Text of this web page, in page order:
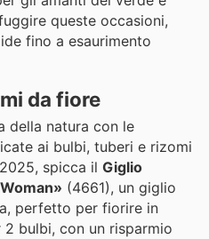
queste occasioni,
fino a esaurimento
da fiore
della natura con le
ai bulbi, tuberi e rizomi
spicca il Giglio
(4661), un giglio
perfetto per fiorire in
bulbi, con un risparmio